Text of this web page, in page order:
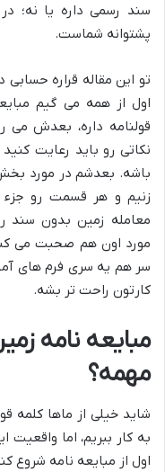
سند رسمی داره یا نه؛
پشتوانه شماست.
تو این مقاله قراره
اول از همه می گیم
قولنامه داره، بعدش می
نکاتی رو باید رعایت
باشه. بعدشم در مورد
زنیم و هر قسمت رو
معامله زمین بدون سند
مورد اون هم صحبت می
سر هم یه سری فرم های
کارتون راحت تر بشه.
مبایعه نامه
مهمه؟
شاید خیلی از ماها کلمه
به کار ببریم، اما واقعیت
اول از مبایعه نامه شروع